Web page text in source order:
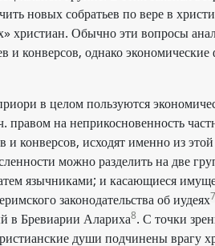
новых собратьев по вере в
христиан. Обычно эти вопросы
и конверсов, однако
в целом пользуются
правом на неприкосновенность
конверсов, исходят именно из
можно разделить на две
язычниками; и касающиеся
законодательства об иудеях7
в Бревиарии Алариха8. С точки
души подчинены врагу